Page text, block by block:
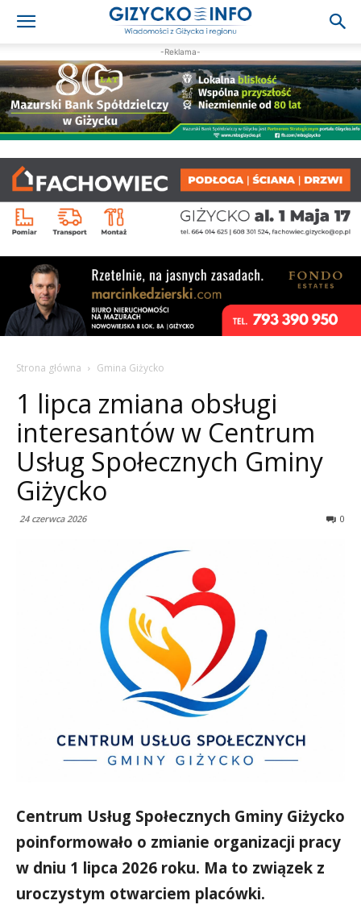
-Reklama-
Strona główna Gmina Giżycko
1 lipca zmiana obsługi
interesantów w Centrum
Usług Społecznych Gminy
Giżycko
24 czerwca 2026 0
Centrum Usług Społecznych Gminy Giżycko
poinformowało o zmianie organizacji pracy
w dniu 1 lipca 2026 roku. Ma to związek z
uroczystym otwarciem placówki.